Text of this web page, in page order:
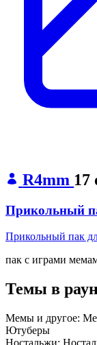
R4mm 17
Прикольный
Прикольный пак
пак с играми
Темы в
Мемы и другое:
Ютуберы